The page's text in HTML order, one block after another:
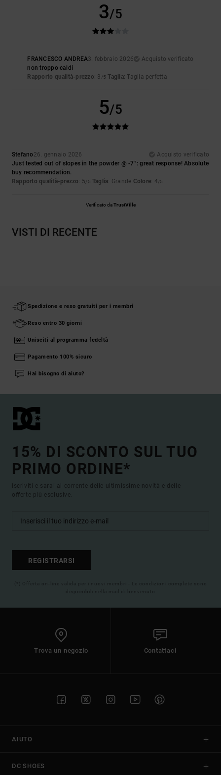
3/5
FRANCESCO ANDREA3. febbraio 2026
Acquisto verificato
non troppo caldi
Rapporto qualità-prezzo: 3 /5 Taglia: Taglia perfetta
5/5
Stefano26. gennaio 2026
Acquisto verificato
Just tested out of slopes in the powder @ -7°: great response! Absolute
buy recommendation.
Rapporto qualità-prezzo : 5/5 Taglia: Grande Colore: 4/5
Verificato daTrustVille
VISTI DI RECENTE
Spedizione e reso gratuiti per i membri
Reso entro 30 giorni
Unisciti al programma fedeltà
Pagamento 100% sicuro
Hai bisogno di aiuto?
15% DI SCONTO SUL TUO
PRIMO ORDINE*
Iscriviti e sarai al corrente delle ultimissime novità e delle
offerte più esclusive.
REGISTRARSI
(*) Offerta on-line valida per i nuovi membri - Le condizioni complete sono
disponibili nella mail di benvenuto
Trova un negozio Contattaci
AIUTO
DC SHOES